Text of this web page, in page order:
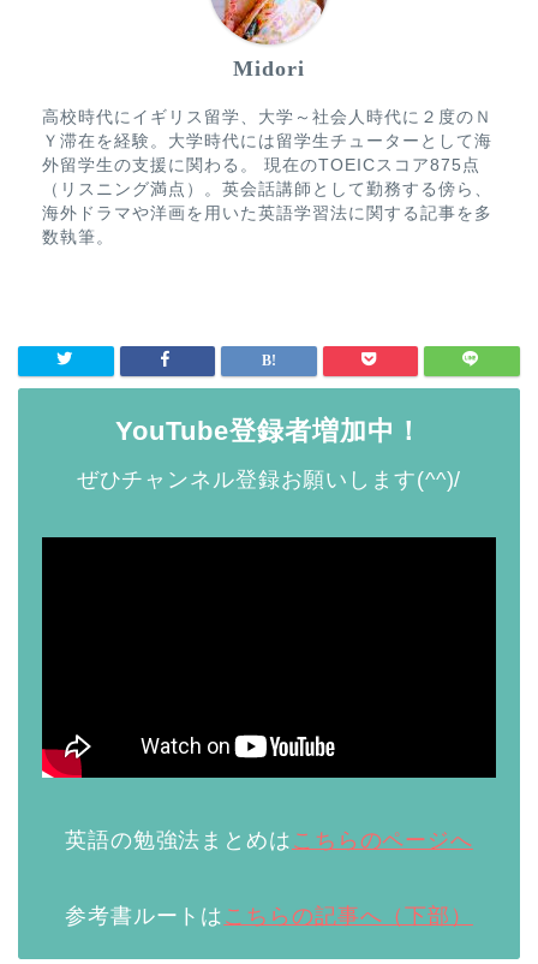
Midori
高校時代にイギリス留学、大学～社会人時代に２度のＮ
Ｙ滞在を経験。大学時代には留学生チューターとして海
外留学生の支援に関わる。 現在のTOEICスコア875点
（リスニング満点）。英会話講師として勤務する傍ら、
海外ドラマや洋画を用いた英語学習法に関する記事を多
数執筆。
YouTube登録者増加中！
ぜひチャンネル登録お願いします(^^)/
英語の勉強法まとめは こちらのページへ
参考書ルートは こちらの記事へ（下部）